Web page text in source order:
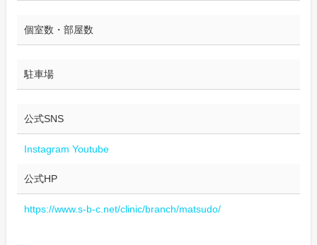
個室数・部屋数
駐車場
公式SNS
Instagram Youtube
公式HP
https://www.s-b-c.net/clinic/branch/matsudo/